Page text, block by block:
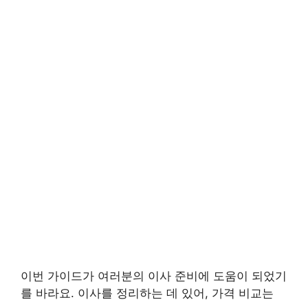
이번 가이드가 여러분의 이사 준비에 도움이 되었기
를 바라요. 이사를 정리하는 데 있어, 가격 비교는